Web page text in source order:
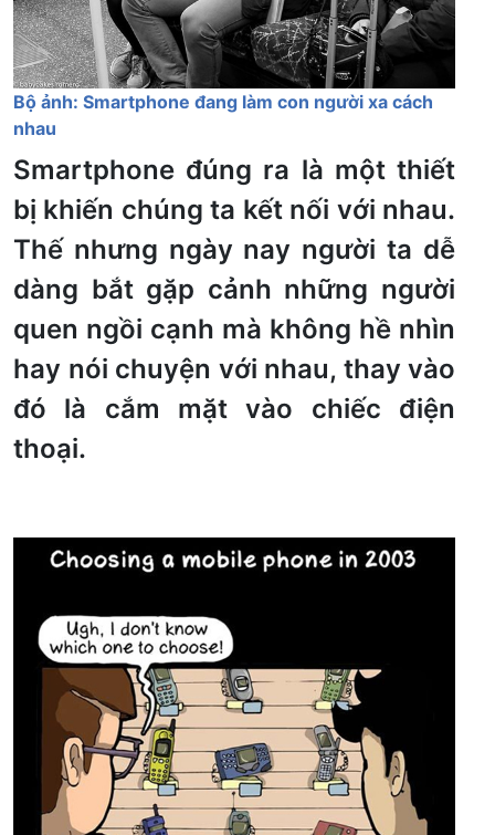
Bộ ảnh: Smartphone đang làm con người xa cách
nhau
Smartphone đúng ra là một thiết
bị khiến chúng ta kết nối với nhau.
Thế nhưng ngày nay người ta dễ
dàng bắt gặp cảnh những người
quen ngồi cạnh mà không hề nhìn
hay nói chuyện với nhau, thay vào
đó là cắm mặt vào chiếc điện
thoại.